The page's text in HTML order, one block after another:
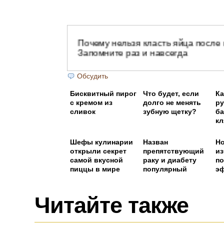
Обсудить
Бисквитный пирог
с кремом из
сливок
Что будет, если
долго не менять
зубную щетку?
Шефы кулинарии
открыли секрет
самой вкусной
пиццы в мире
Назван
препятствующий
раку и диабету
популярный
Читайте также